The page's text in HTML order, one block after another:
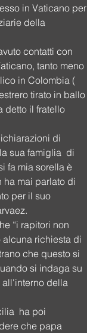
in Vaticano per
della
tanto meno
in Colombia (
tirato in ballo
detto il fratello
di
sua famiglia  di
fa mia sorella è
ha mai parlato di
per il suo
“i rapitori non
alcuna richiesta di
che questo si
si indaga su
della
ha poi
che papa